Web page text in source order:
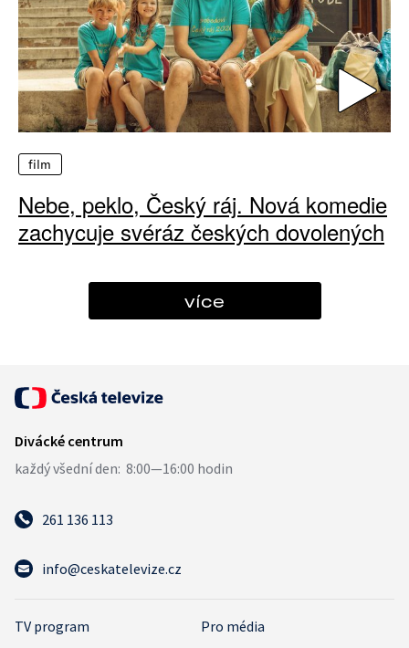
film
Nebe, peklo, Český ráj. Nová komedie
zachycuje svéráz českých dovolených
více
261 136 113
info@ceskatelevize.cz
TV program
Pro média